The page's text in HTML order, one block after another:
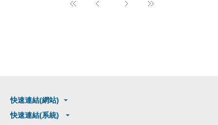
快速連結(網站)
快速連結(系統)